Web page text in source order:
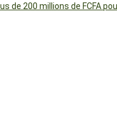
de 200 millions de FCFA